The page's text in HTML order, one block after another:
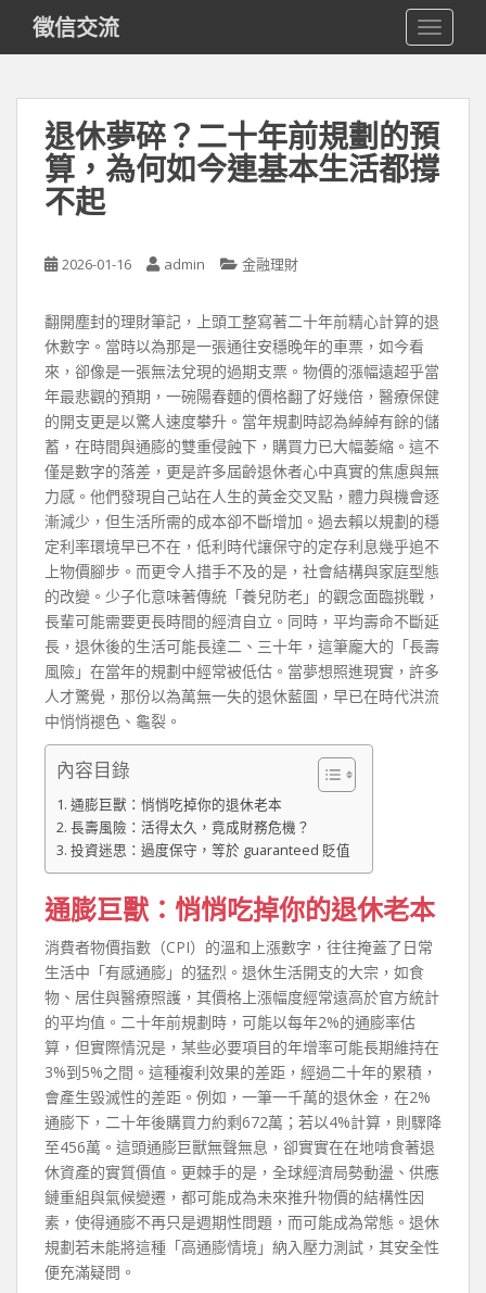
i
徵信交流
退休夢碎？二十年前規劃的預
算，為何如今連基本生活都撐
不起
2026-01-16 admin 金融理財
翻開塵封的理財筆記，上頭工整寫著二十年前精心計算的退
休數字。當時以為那是一張通往安穩晚年的車票，如今看
來，卻像是一張無法兌現的過期支票。物價的漲幅遠超乎當
年最悲觀的預期，一碗陽春麵的價格翻了好幾倍，醫療保健
的開支更是以驚人速度攀升。當年規劃時認為綽綽有餘的儲
蓄，在時間與通膨的雙重侵蝕下，購買力已大幅萎縮。這不
僅是數字的落差，更是許多屆齡退休者心中真實的焦慮與無
力感。他們發現自己站在人生的黃金交叉點，體力與機會逐
漸減少，但生活所需的成本卻不斷增加。過去賴以規劃的穩
定利率環境早已不在，低利時代讓保守的定存利息幾乎追不
上物價腳步。而更令人措手不及的是，社會結構與家庭型態
的改變。少子化意味著傳統「養兒防老」的觀念面臨挑戰，
長輩可能需要更長時間的經濟自立。同時，平均壽命不斷延
長，退休後的生活可能長達二、三十年，這筆龐大的「長壽
風險」在當年的規劃中經常被低估。當夢想照進現實，許多
人才驚覺，那份以為萬無一失的退休藍圖，早已在時代洪流
中悄悄褪色、龜裂。
內容目錄
通膨巨獸：悄悄吃掉你的退休老本
長壽風險：活得太久，竟成財務危機？
投資迷思：過度保守，等於 guaranteed 貶值
通膨巨獸：悄悄吃掉你的退休老本
消費者物價指數（CPI）的溫和上漲數字，往往掩蓋了日常
生活中「有感通膨」的猛烈。退休生活開支的大宗，如食
物、居住與醫療照護，其價格上漲幅度經常遠高於官方統計
的平均值。二十年前規劃時，可能以每年2%的通膨率估
算，但實際情況是，某些必要項目的年增率可能長期維持在
3%到5%之間。這種複利效果的差距，經過二十年的累積，
會產生毀滅性的差距。例如，一筆一千萬的退休金，在2%
通膨下，二十年後購買力約剩672萬；若以4%計算，則驟降
至456萬。這頭通膨巨獸無聲無息，卻實實在在地啃食著退
休資產的實質價值。更棘手的是，全球經濟局勢動盪、供應
鏈重組與氣候變遷，都可能成為未來推升物價的結構性因
素，使得通膨不再只是週期性問題，而可能成為常態。退休
規劃若未能將這種「高通膨情境」納入壓力測試，其安全性
便充滿疑問。